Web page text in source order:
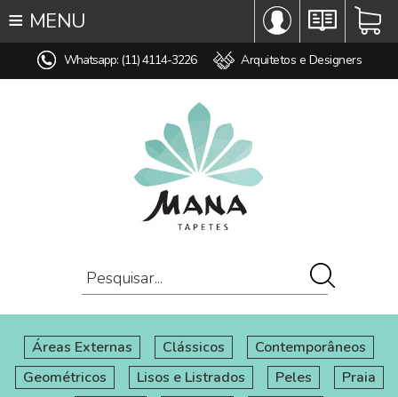
∞ TODOS OS TAPETES
♥ TAPETES SOB MEDIDA
REDONDOS
COMPOSIÇÃO
OFERTAS
≡ MENU
Whatsapp: (11) 4114-3226 Arquitetos e Designers
Áreas Externas Clássicos
Contemporâneos
Geométricos
Lisos e Listrados Peles
Praia